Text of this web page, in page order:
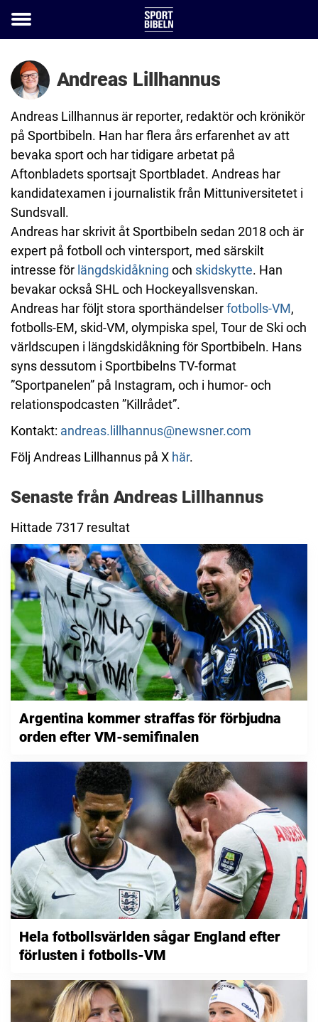
Toggle
Andreas Lillhannus
Andreas Lillhannus är reporter, redaktör och krönikör
på Sportbibeln. Han har flera års erfarenhet av att
bevaka sport och har tidigare arbetat på
Aftonbladets sportsajt Sportbladet. Andreas har
kandidatexamen i journalistik från Mittuniversitetet i
Sundsvall.
Andreas har skrivit åt Sportbibeln sedan 2018 och är
expert på fotboll och vintersport, med särskilt
intresse för längdskidåkning och skidskytte. Han
bevakar också SHL och Hockeyallsvenskan.
Andreas har följt stora sporthändelserfotbolls-VM,
fotbolls-EM, skid-VM, olympiska spel, Tour de Ski och
världscupen i längdskidåkning för Sportbibeln. Hans
syns dessutom i Sportbibelns TV-format
”Sportpanelen” på Instagram, och i humor- och
relationspodcasten ”Killrådet”.
Kontakt: andreas.lillhannus@newsner.com
Följ Andreas Lillhannus på X här.
Senaste från Andreas Lillhannus
Hittade 7317 resultat
Argentina kommer straffas för förbjudna
orden efter VM-semifinalen
Hela fotbollsvärlden sågar England efter
förlusten i fotbolls-VM